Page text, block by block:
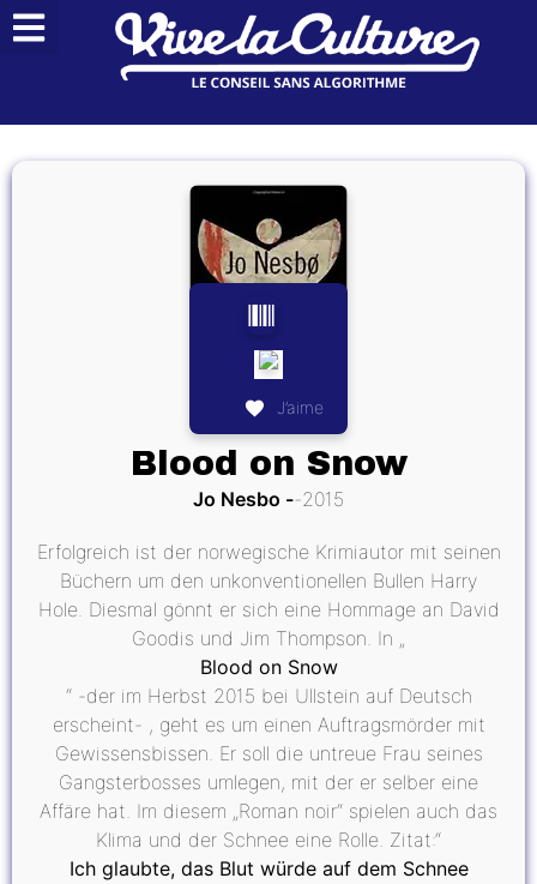
J’aime
Blood on Snow
Jo Nesbo 2015
Erfolgreich ist der norwegische Krimiautor mit seinen
Büchern um den unkonventionellen Bullen Harry
Hole. Diesmal gönnt er sich eine Hommage an David
Goodis und Jim Thompson. In „
Blood on Snow
“ -der im Herbst 2015 bei Ullstein auf Deutsch
erscheint- , geht es um einen Auftragsmörder mit
Gewissensbissen. Er soll die untreue Frau seines
Gangsterbosses umlegen, mit der er selber eine
Affäre hat. Im diesem „Roman noir“ spielen auch das
Klima und der Schnee eine Rolle. Zitat:“
Ich glaubte, das Blut würde auf dem Schnee